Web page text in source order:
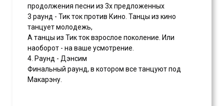
продолжения песни из 3х предложенных
3 раунд - Тик ток против Кино. Танцы из кино
танцует молодежь,
А танцы из Тик ток взрослое поколение. Или
наоборот - на ваше усмотрение.
4. Раунд - Дэнсим
Финальный раунд, в котором все танцуют под
Макарэну.